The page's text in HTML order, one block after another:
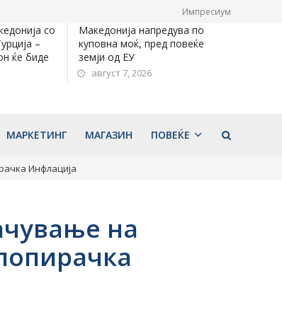
Импресиум
со
–
ќе биде
Македонија напредува по
куповна моќ, пред повеќе
земји од ЕУ
август 7, 2026
МАРКЕТИНГ МАГАЗИН ПОВЕЌЕ
Инфлација
на